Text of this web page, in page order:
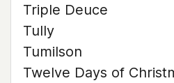
Triple Deuce
Tully
Tumilson
Twelve Days of